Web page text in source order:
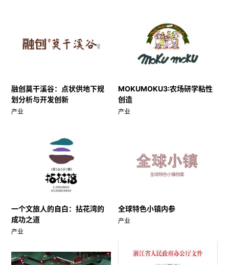
融创莫干溪谷：点状供地下规
划分析与开发创新
产业
MOKUMOKU3:农场研学粘性
创造
产业
一个文旅人的自白：拈花湾的
成功之道
产业
全球特色小镇内参
产业